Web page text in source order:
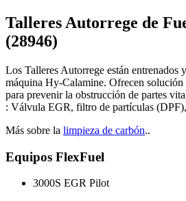
Talleres Autorrege de
(28946)
Los Talleres Autorrege están entrenados
máquina Hy-Calamine. Ofrecen
para prevenir la obstrucción de partes
: Válvula EGR, filtro de partículas
Más sobre la limpieza de carbón..
Equipos FlexFuel
3000S EGR Pilot